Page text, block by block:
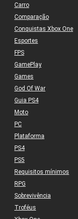
Carro
Comparação
Conquistas Xbox One
Esportes
FPS
GamePlay
Games
God Of War
Guia PS4
Moto
PC
Plataforma
PS4
PS5
Requisitos mínimos
RPG
Sobrevivência
Troféus